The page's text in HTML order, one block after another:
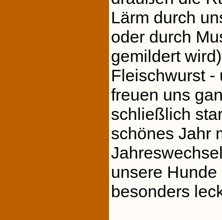
Lärm durch
oder durch
gemildert
Fleischwurst -
freuen uns
schließlich
schönes Jahr
unsere
besonders